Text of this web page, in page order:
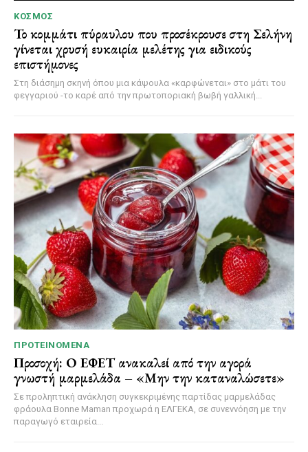
ΚΌΣΜΟΣ
Το κομμάτι πύραυλου που προσέκρουσε στη Σελήνη
γίνεται χρυσή ευκαιρία μελέτης για ειδικούς
επιστήμονες
Στη διάσημη σκηνή όπου μια κάψουλα «καρφώνεται» στο μάτι του
φεγγαριού -το καρέ από την πρωτοποριακή βωβή γαλλική...
ΠΡΟΤΕΙΝΌΜΕΝΑ
Προσοχή: Ο ΕΦΕΤ ανακαλεί από την αγορά
γνωστή μαρμελάδα – «Μην την καταναλώσετε»
Σε προληπτική ανάκληση συγκεκριμένης παρτίδας μαρμελάδας
φράουλα Bonne Maman προχωρά η ΕΛΓΕΚΑ, σε συνεννόηση με την
παραγωγό εταιρεία...